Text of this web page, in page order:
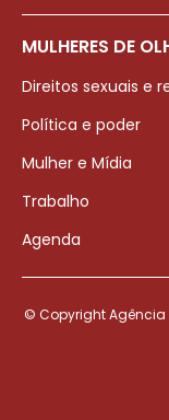
MULHERES DE
Direitos sexuais e
Política e poder
Mulher e Mídia
Trabalho
Agenda
© Copyright Agência